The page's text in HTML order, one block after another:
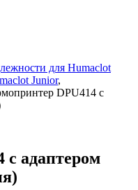
для Humaclot
Junior,
DPU414 c
c адаптером